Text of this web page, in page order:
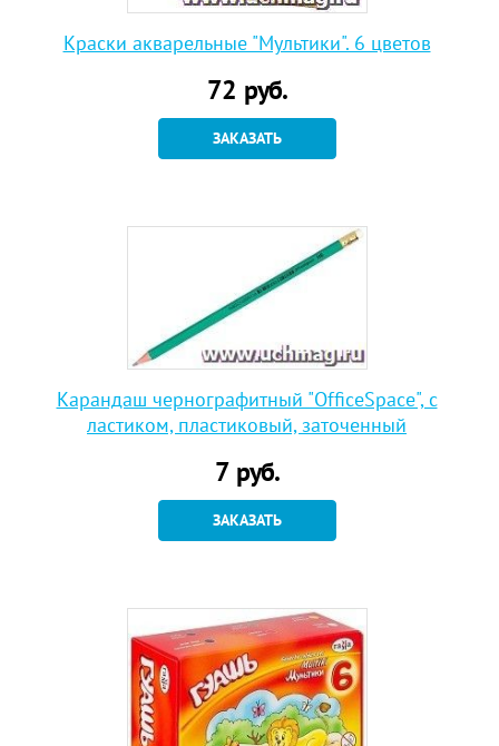
Краски акварельные "Мультики". 6 цветов
72 руб.
ЗАКАЗАТЬ
Карандаш чернографитный "OfficeSpace", с
ластиком, пластиковый, заточенный
7руб.
ЗАКАЗАТЬ